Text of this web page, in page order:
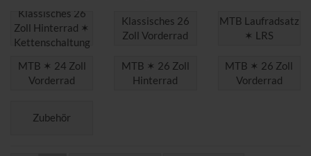
Klassisches 26
Zoll Hinterrad ✶
Kettenschaltung
Klassisches 26
Zoll Vorderrad
MTB Laufradsatz
✶ LRS
MTB ✶ 24 Zoll
Vorderrad
MTB ✶ 26 Zoll
Hinterrad
MTB ✶ 26 Zoll
Vorderrad
Zubehör